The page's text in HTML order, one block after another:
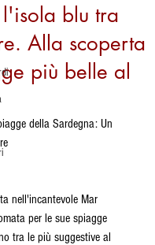
blu tra
Alla scoperta
più belle al
nell'incantevole Mar
per le sue spiagge
tra le più suggestive al